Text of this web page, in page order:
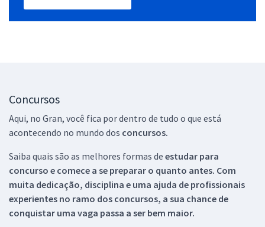
Concursos
Aqui, no Gran, você fica por dentro de tudo o que está
acontecendo no mundo dos concursos.
Saiba quais são as melhores formas de estudar para
concurso e comece a se preparar o quanto antes. Com
muita dedicação, disciplina e uma ajuda de profissionais
experientes no ramo dos concursos, a sua chance de
conquistar uma vaga passa a ser bem maior.